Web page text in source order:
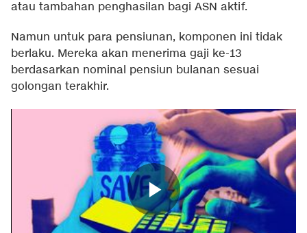
atau tambahan penghasilan bagi ASN aktif.
Namun untuk para pensiunan, komponen ini tidak
berlaku. Mereka akan menerima gaji ke-13
berdasarkan nominal pensiun bulanan sesuai
golongan terakhir.